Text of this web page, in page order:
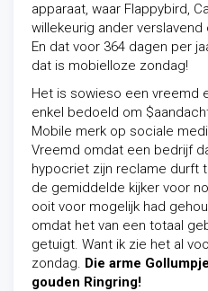
apparaat, waar Flappybird,
willekeurig ander
En dat voor 364 dagen per
dat is mobielloze zondag!
Het is sowieso een vreemd
enkel bedoeld om
Mobile merk op sociale
Vreemd omdat een bedrijf
hypocriet zijn reclame durft
de gemiddelde kijker voor
ooit voor mogelijk had
omdat het van een totaal
getuigt. Want ik zie het al
zondag. Die arme
gouden Ringring!